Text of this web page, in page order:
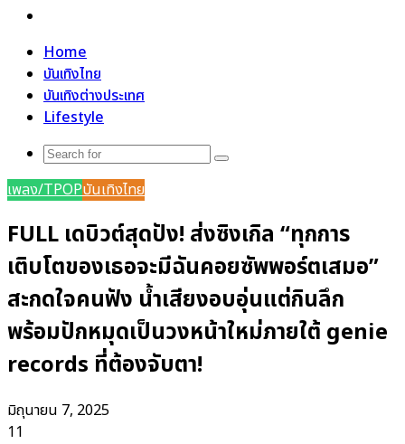
Home
บันเทิงไทย
บันเทิงต่างประเทศ
Lifestyle
Search
เพลง/TPOPบันเทิงไทย
FULL เดบิวต์สุดปัง! ส่งซิงเกิล “ทุกการ
เติบโตของเธอจะมีฉันคอยซัพพอร์ตเสมอ”
สะกดใจคนฟัง น้ำเสียงอบอุ่นแต่กินลึก
พร้อมปักหมุดเป็นวงหน้าใหม่ภายใต้ genie
records ที่ต้องจับตา!
มิถุนายน 7, 2025
11